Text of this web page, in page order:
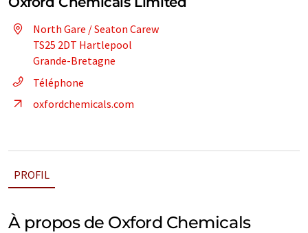
North Gare / Seaton Carew
TS25 2DT Hartlepool
Grande-Bretagne
Téléphone
oxfordchemicals.com
PROFIL
À propos de Oxford Chemicals